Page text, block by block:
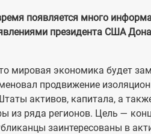
появляется много
президента США
мировая экономика будет
продвижение
активов, капитала, а
ряда регионов. Цель —
заинтересованы в